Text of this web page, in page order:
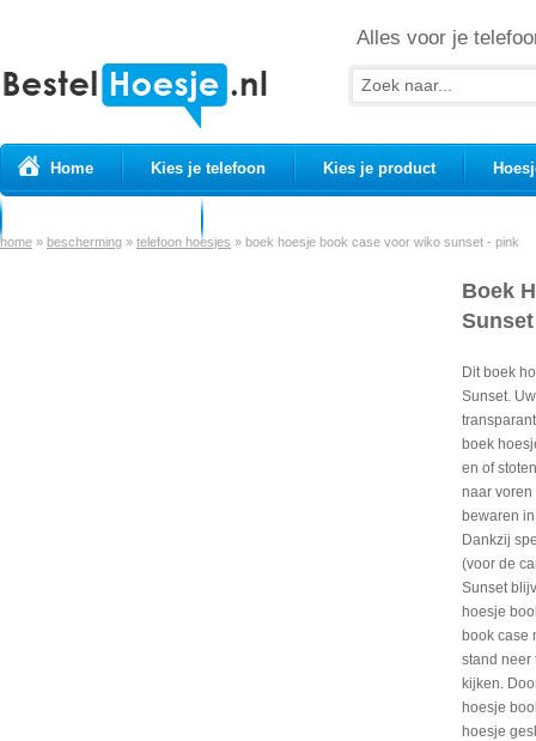
Alles voor je
Home Kies je telefoon Kies je product
home » bescherming » telefoon hoesjes » boek hoesje book case voor wiko sunset - pink
Boek
Dit boek
Sunset.
boek
en of
naar voren
bewaren
Dankzij
(voor de
Sunset
hoesje
book case
stand neer
kijken.
hoesje
hoesje